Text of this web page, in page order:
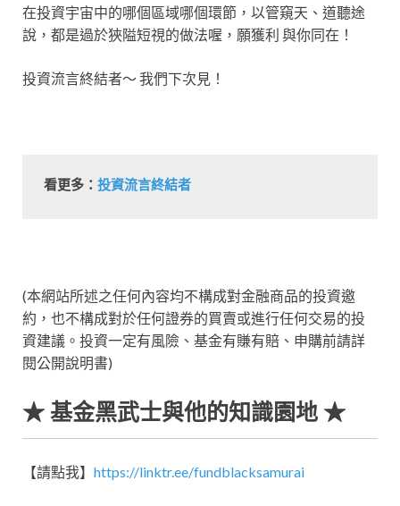
在投資宇宙中的哪個區域哪個環節，以管窺天、道聽途
說，都是過於狹隘短視的做法喔，願獲利 與你同在！
投資流言終結者～ 我們下次見！
看更多： 投資流言終結者
(本網站所述之任何內容均不構成對金融商品的投資邀
約，也不構成對於任何證券的買賣或進行任何交易的投
資建議。投資一定有風險、基金有賺有賠、申購前請詳
閱公開說明書)
★ 基金黑武士與他的知識園地 ★
【請點我】 https://linktr.ee/fundblacksamurai